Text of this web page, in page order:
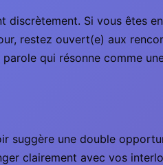
discrètement. Si vous êtes
restez ouvert(e) aux
qui résonne comme
suggère une double
clairement avec vos